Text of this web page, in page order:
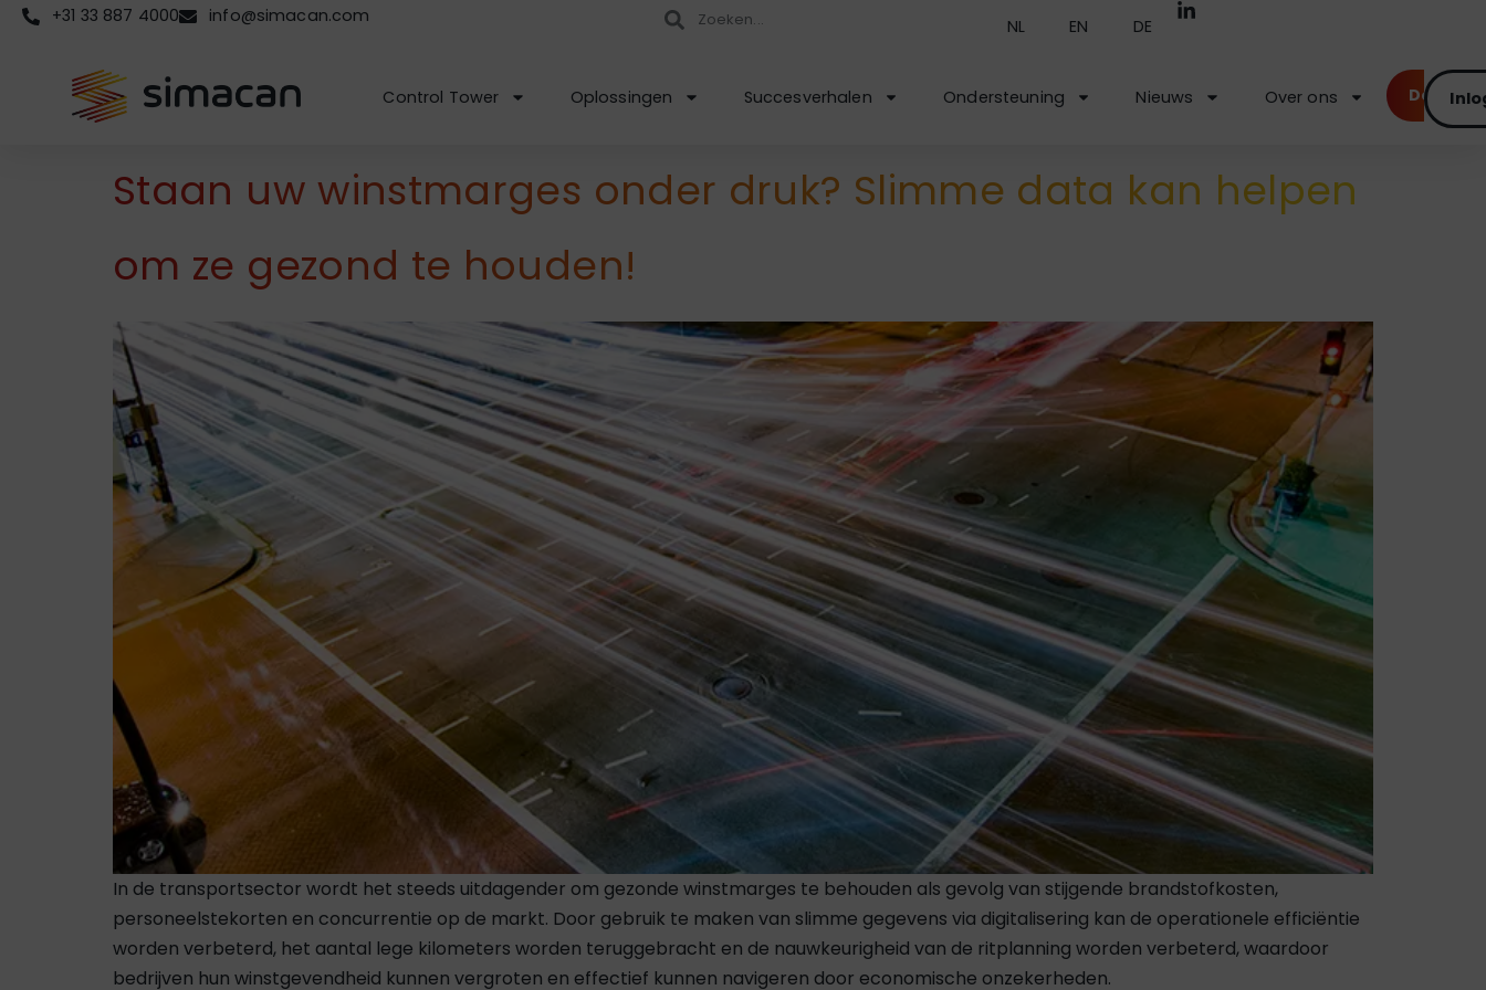
+31 33 887 4000 info@simacan.com NL EN DE
Control Tower Oplossingen Succesverhalen Ondersteuning Nieuws Over ons Demo
Staan uw winstmarges onder druk? Slimme data kan helpen
om ze gezond te houden!
In de transportsector wordt het steeds uitdagender om gezonde winstmarges te behouden als gevolg van stijgende brandstofkosten,
personeelstekorten en concurrentie op de markt. Door gebruik te maken van slimme gegevens via digitalisering kan de operationele efficiëntie
worden verbeterd, het aantal lege kilometers worden teruggebracht en de nauwkeurigheid van de ritplanning worden verbeterd, waardoor
bedrijven hun winstgevendheid kunnen vergroten en effectief kunnen navigeren door economische onzekerheden.